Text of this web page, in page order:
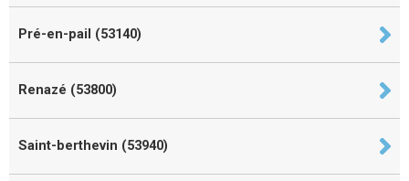
Pré-en-pail (53140)
Renazé (53800)
Saint-berthevin (53940)